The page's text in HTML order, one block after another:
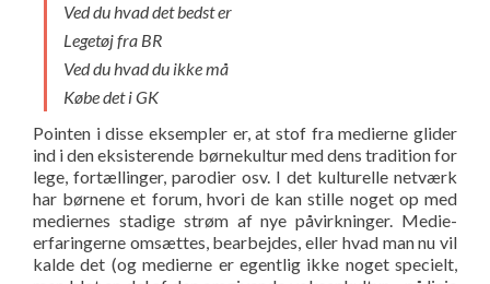
Ved du hvad det bedst er
Legetøj fra BR
Ved du hvad du ikke må
Købe det i GK
Pointen i disse eksempler er, at stof fra medierne glider
ind i den eksisterende børnekultur med dens tradition for
lege, fortællinger, parodier osv. I det kulturelle netværk
har børnene et forum, hvori de kan stille noget op med
mediernes stadige strøm af nye påvirkninger. Medie-
erfaringerne omsættes, bearbejdes, eller hvad man nu vil
kalde det (og medierne er egentlig ikke noget specielt,